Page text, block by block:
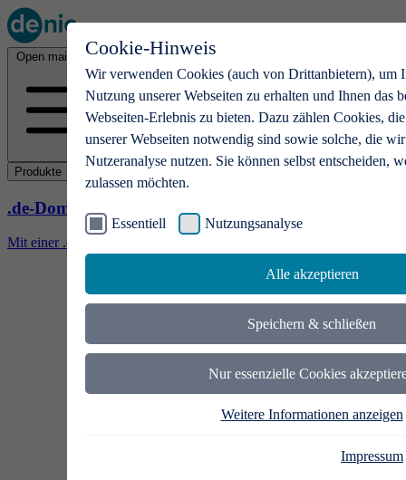
Cookie-Hinweis
Wir verwenden Cookies (auch von Drittanbietern), um
Nutzung unserer Webseiten zu erhalten und Ihnen das
Webseiten-Erlebnis zu bieten. Dazu zählen Cookies,
unserer Webseiten notwendig sind sowie solche, die
Nutzeranalyse nutzen. Sie können selbst entscheiden,
zulassen möchten.
Essentiell Nutzungsanalyse
Alle akzeptieren
Speichern & schließen
Nur essenzielle Cookies
Weitere Informationen anzeigen
Impressum
Open main menu
Produkte
.de-Domains
Mit einer .de-Domain erhalten Ideen eine Bühne